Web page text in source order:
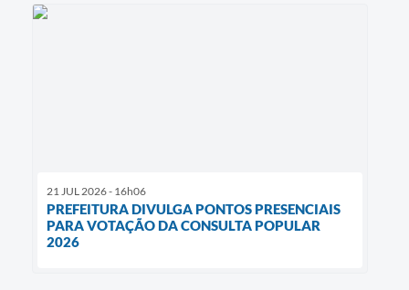
21 JUL 2026 - 16h06
PREFEITURA DIVULGA PONTOS PRESENCIAIS
PARA VOTAÇÃO DA CONSULTA POPULAR
2026